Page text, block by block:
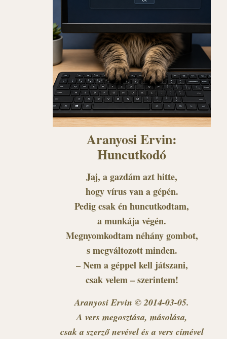
Aranyosi Ervin:
Huncutkodó
Jaj, a gazdám azt hitte,
hogy vírus van a gépén.
Pedig csak én huncutkodtam,
a munkája végén.
Megnyomkodtam néhány gombot,
s megváltozott minden.
– Nem a géppel kell játszani,
csak velem – szerintem!
Aranyosi Ervin © 2014-03-05.
A vers megosztása, másolása,
csak a szerző nevével és a vers címével